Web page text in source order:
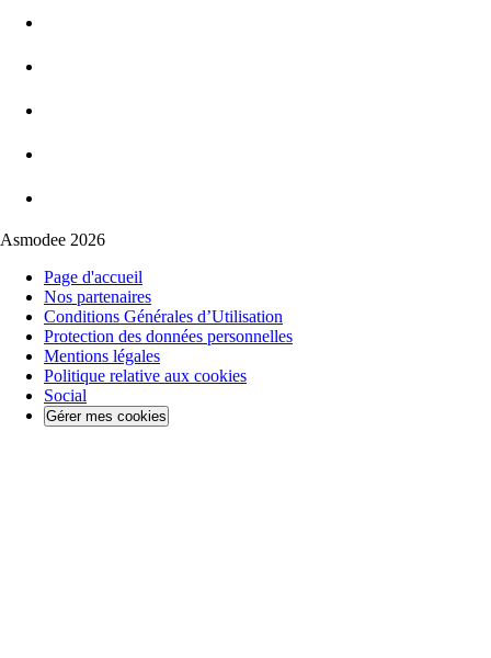
Asmodee 2026
Page d'accueil
Nos partenaires
Conditions Générales d’Utilisation
Protection des données personnelles
Mentions légales
Politique relative aux cookies
Social
Gérer mes cookies